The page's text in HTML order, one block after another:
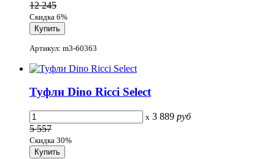
12 245
Скидка 6%
Артикул: m3-60363
Туфли Dino Ricci Select
x 3 889 руб
5 557
Скидка 30%